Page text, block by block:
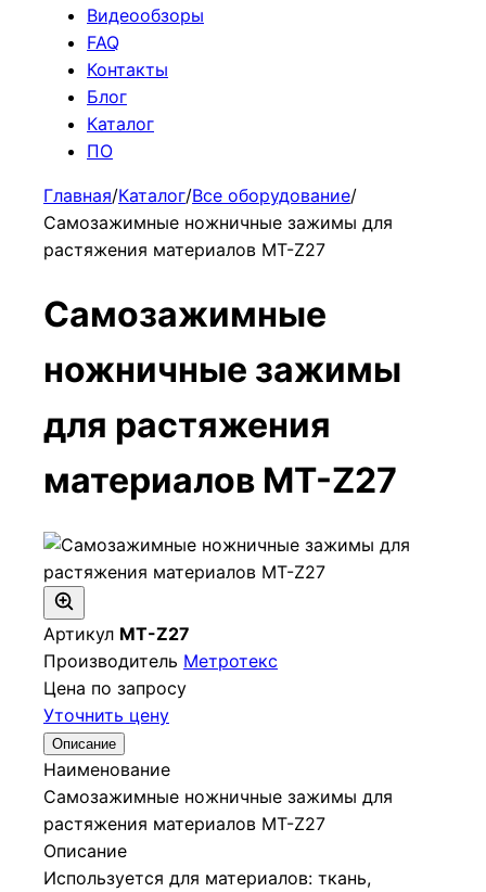
Видеообзоры
FAQ
Контакты
Блог
Каталог
ПО
Главная/Каталог/Все оборудование/
Самозажимные ножничные зажимы для
растяжения материалов МТ-Z27
Самозажимные
ножничные зажимы
для растяжения
материалов МТ-Z27
Артикул МТ-Z27
Производитель Метротекс
Цена по запросу
Уточнить цену
Описание
Наименование
Самозажимные ножничные зажимы для
растяжения материалов МТ-Z27
Описание
Используется для материалов: ткань,